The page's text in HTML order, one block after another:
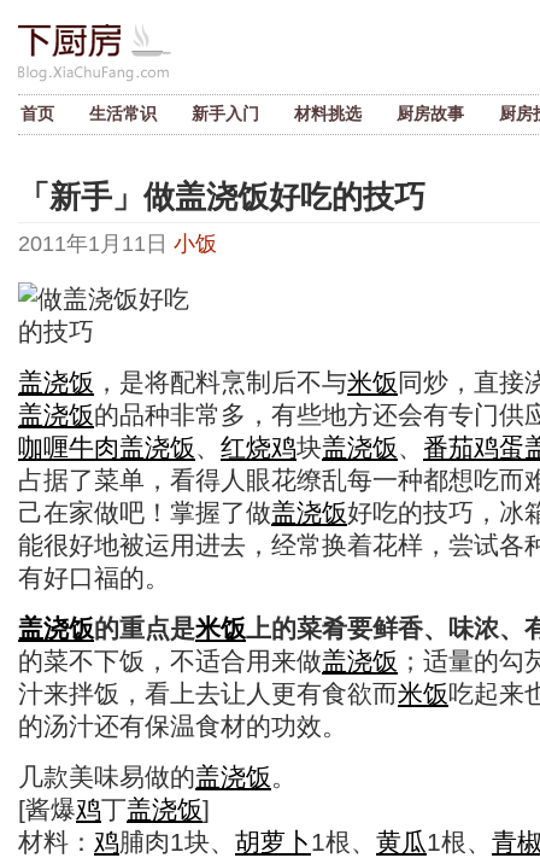
首页 生活常识 新手入门 材料挑选 厨房故事 厨房
「新手」做盖浇饭好吃的技巧
2011年1月11日 小饭
盖浇饭 ，是将配料烹制后不与米饭 同炒，直接
盖浇饭的品种非常多，有些地方还会有专门供
咖喱牛肉盖浇饭、 红烧鸡块盖浇饭、 番茄鸡蛋
占据了菜单，看得人眼花缭乱每一种都想吃而
己在家做吧！掌握了做盖浇饭好吃的技巧，冰
能很好地被运用进去，经常换着花样，尝试各
有好口福的。
盖浇饭的重点是米饭上的菜肴要鲜香、味浓、
的菜不下饭，不适合用来做盖浇饭 ；适量的勾
汁来拌饭，看上去让人更有食欲而米饭吃起来
的汤汁还有保温食材的功效。
几款美味易做的盖浇饭。
[酱爆鸡丁盖浇饭]
材料： 鸡脯肉1块、 胡萝卜1根、 黄瓜1根、 青